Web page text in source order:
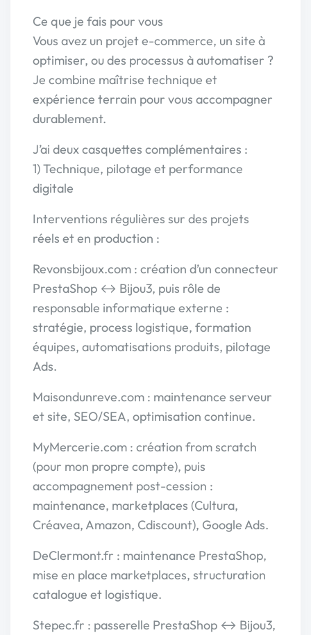
Ce que je fais pour vous
Vous avez un projet e-commerce, un site à
optimiser, ou des processus à automatiser ?
Je combine maîtrise technique et
expérience terrain pour vous accompagner
durablement.
J’ai deux casquettes complémentaires :
1) Technique, pilotage et performance
digitale
Interventions régulières sur des projets
réels et en production :
Revonsbijoux.com : création d’un connecteur
PrestaShop ↔ Bijou3, puis rôle de
responsable informatique externe :
stratégie, process logistique, formation
équipes, automatisations produits, pilotage
Ads.
Maisondunreve.com : maintenance serveur
et site, SEO/SEA, optimisation continue.
MyMercerie.com : création from scratch
(pour mon propre compte), puis
accompagnement post-cession :
maintenance, marketplaces (Cultura,
Créavea, Amazon, Cdiscount), Google Ads.
DeClermont.fr : maintenance PrestaShop,
mise en place marketplaces, structuration
catalogue et logistique.
Stepec.fr : passerelle PrestaShop ↔ Bijou3,